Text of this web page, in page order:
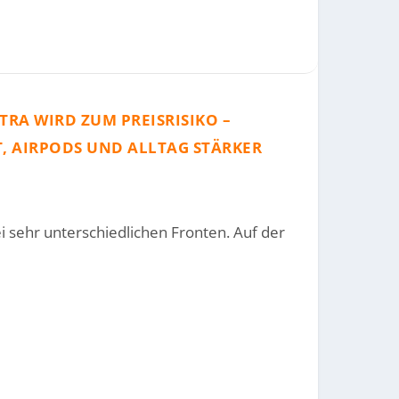
VOR
UMBRUCH SEIT JAHRE...
WILL
WIRD ZUM PREISRISIKO –
AIRPODS UND ALLTAG STÄRKER
sehr unterschiedlichen Fronten. Auf der